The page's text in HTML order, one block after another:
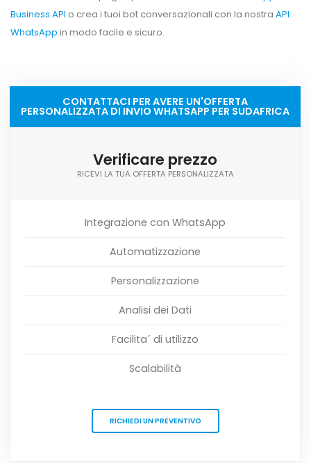
Business API o crea i tuoi bot conversazionali con la nostra API
WhatsApp in modo facile e sicuro.
CONTATTACI PER AVERE UN'OFFERTA
PERSONALIZZATA DI INVIO WHATSAPP PER SUDAFRICA
Verificare prezzo
RICEVI LA TUA OFFERTA PERSONALIZZATA
Integrazione con WhatsApp
Automatizzazione
Personalizzazione
Analisi dei Dati
Facilita´ di utilizzo
Scalabilità
RICHIEDI UN PREVENTIVO